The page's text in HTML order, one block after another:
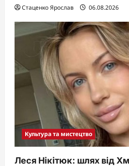
Стаценко Ярослав 06.08.2026
Культура та мистецтво
Леся Нікітюк: шлях від